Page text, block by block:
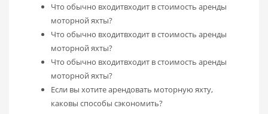
Что обычно входитвходит в стоимость аренды
моторной яхты?
Что обычно входитвходит в стоимость аренды
моторной яхты?
Что обычно входитвходит в стоимость аренды
моторной яхты?
Если вы хотите арендовать моторную яхту,
каковы способы сэкономить?